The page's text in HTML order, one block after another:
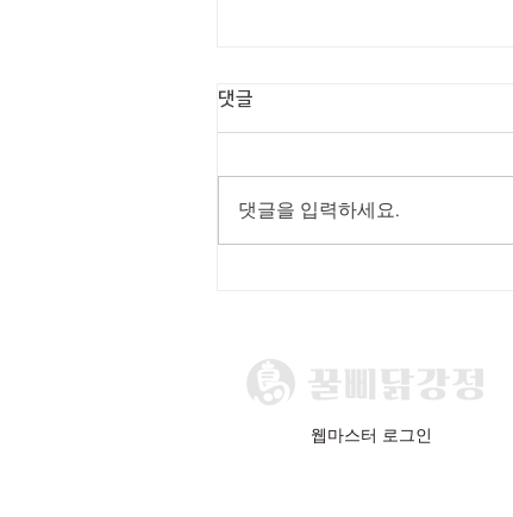
평택 포승점
댓글
댓글을 입력하세요.
웹마스터 로그인